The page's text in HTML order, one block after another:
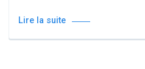
Lire la suite